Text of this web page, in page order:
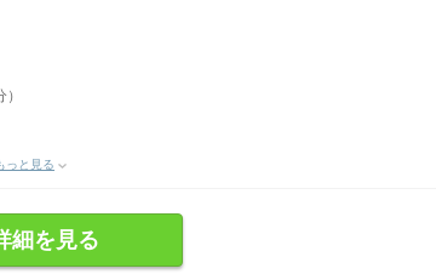
っと見る
細を見る